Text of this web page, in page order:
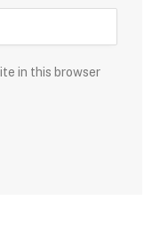
in this browser